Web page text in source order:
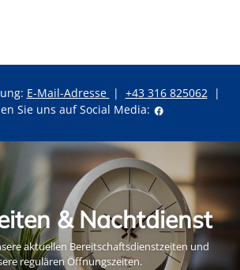
E-Mail-Adresse | +43 316 825062|
Sie uns auf Social Media:
& Nachtdienst
aktuellen Bereitschaftsdienstzeiten und
regulären Öffnungszeiten.